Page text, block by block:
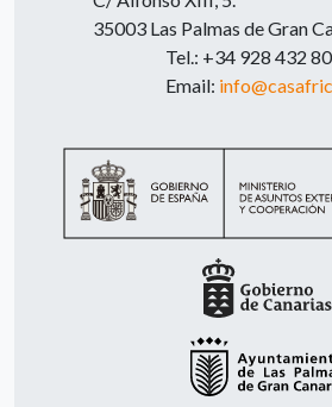
35003 Las Palmas de Gran
Tel.: +34 928 432
Email: